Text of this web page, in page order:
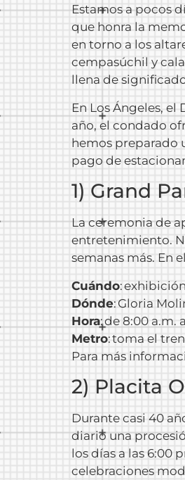
Estamos a pocos
que honra la
en torno a los
cempasúchil y
llena de
En Los Ángeles,
año, el condado
hemos preparado
pago de
1) Grand
La ceremonia de
entretenimiento.
semanas más. En
Cuándo:
Dónde: Gloria
Hora: de 8:00 a.m.
Metro: toma el
Para más
2) Placita
Durante casi 40
diario una
los días a las 6:00
celebraciones